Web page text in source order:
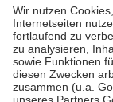
höchstens zehn Euro.
Kosten der
Diese Regeln
Bei Heilmitteln und
Zuzahlung zehn
Verordnung.